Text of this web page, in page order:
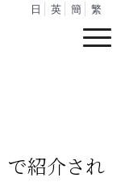
日 英 簡 繁
で紹介され